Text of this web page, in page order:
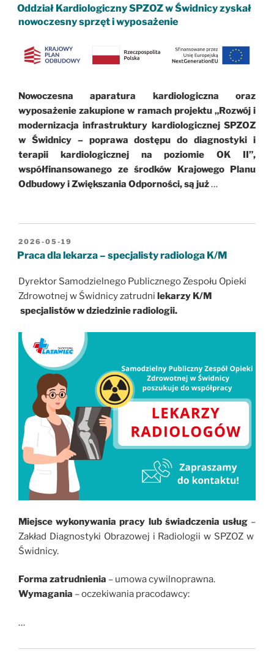
W
Oddział Kardiologiczny SPZOZ w Świdnicy zyskał
nowoczesny sprzęt i wyposażenie
Nowoczesna aparatura kardiologiczna oraz
wyposażenie zakupione w ramach projektu „Rozwój i
modernizacja infrastruktury kardiologicznej SPZOZ
w Świdnicy – poprawa dostępu do diagnostyki i
terapii kardiologicznej na poziomie OK II”,
współfinansowanego ze środków Krajowego Planu
Odbudowy i Zwiększania Odporności, są już…
OPUBLIKOWANE
W
2026-05-19
Praca dla lekarza – specjalisty radiologa K/M
Dyrektor Samodzielnego Publicznego Zespołu Opieki
Zdrowotnej w Świdnicy zatrudni lekarzy K/M
specjalistów w dziedzinie radiologii.
Miejsce wykonywania pracy lub świadczenia usług–
Zakład Diagnostyki Obrazowej i Radiologii w SPZOZ w
Świdnicy.
Forma zatrudnienia – umowa cywilnoprawna.
Wymagania – oczekiwania pracodawcy:
…